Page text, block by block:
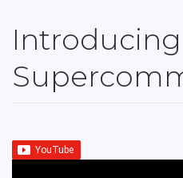
Introducing